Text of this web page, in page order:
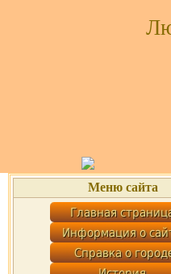
Меню сайта